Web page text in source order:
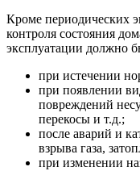
Кроме периодических
контроля состояния
эксплуатации должно
при истечении
при появлении
повреждений
перекосы и т.д.;
после аварий и
взрыва газа,
при изменении